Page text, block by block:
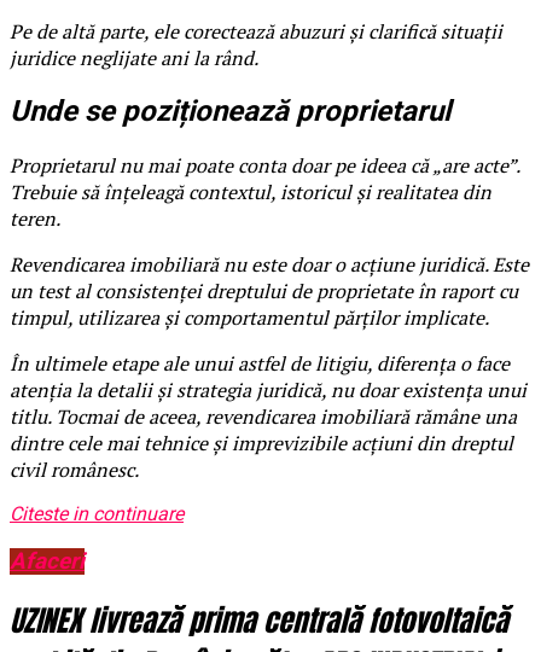
Pe de altă parte, ele corectează abuzuri și clarifică situații
juridice neglijate ani la rând.
Unde se poziționează proprietarul
Proprietarul nu mai poate conta doar pe ideea că „are acte”.
Trebuie să înțeleagă contextul, istoricul și realitatea din
teren.
Revendicarea imobiliară nu este doar o acțiune juridică. Este
un test al consistenței dreptului de proprietate în raport cu
timpul, utilizarea și comportamentul părților implicate.
În ultimele etape ale unui astfel de litigiu, diferența o face
atenția la detalii și strategia juridică, nu doar existența unui
titlu. Tocmai de aceea, revendicarea imobiliară rămâne una
dintre cele mai tehnice și imprevizibile acțiuni din dreptul
civil românesc.
Citeste in continuare
Afaceri
UZINEX livrează prima centrală fotovoltaică